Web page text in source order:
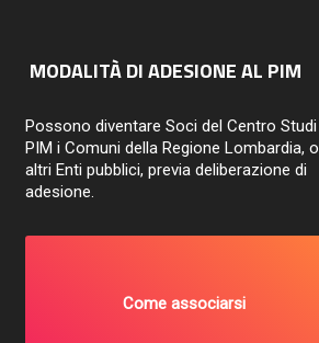
MODALITÀ DI ADESIONE AL PIM
Possono diventare Soci del Centro Studi
PIM i Comuni della Regione Lombardia, o
altri Enti pubblici, previa deliberazione di
adesione.
Come associarsi